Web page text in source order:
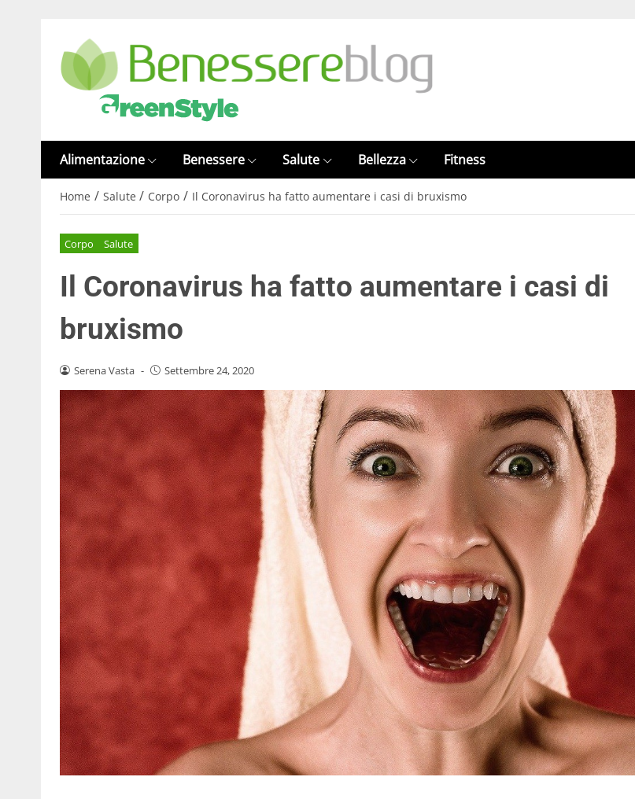
Alimentazione Benessere Salute Bellezza Fitness
Home / Salute / Corpo / Il Coronavirus ha fatto aumentare i casi di bruxismo
Corpo Salute
Il Coronavirus ha fatto aumentare i casi di
bruxismo
Serena Vasta - Settembre 24, 2020